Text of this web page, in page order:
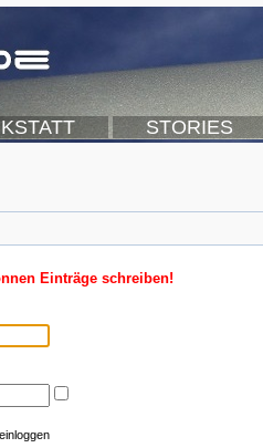
STORIES
Einträge schreiben!